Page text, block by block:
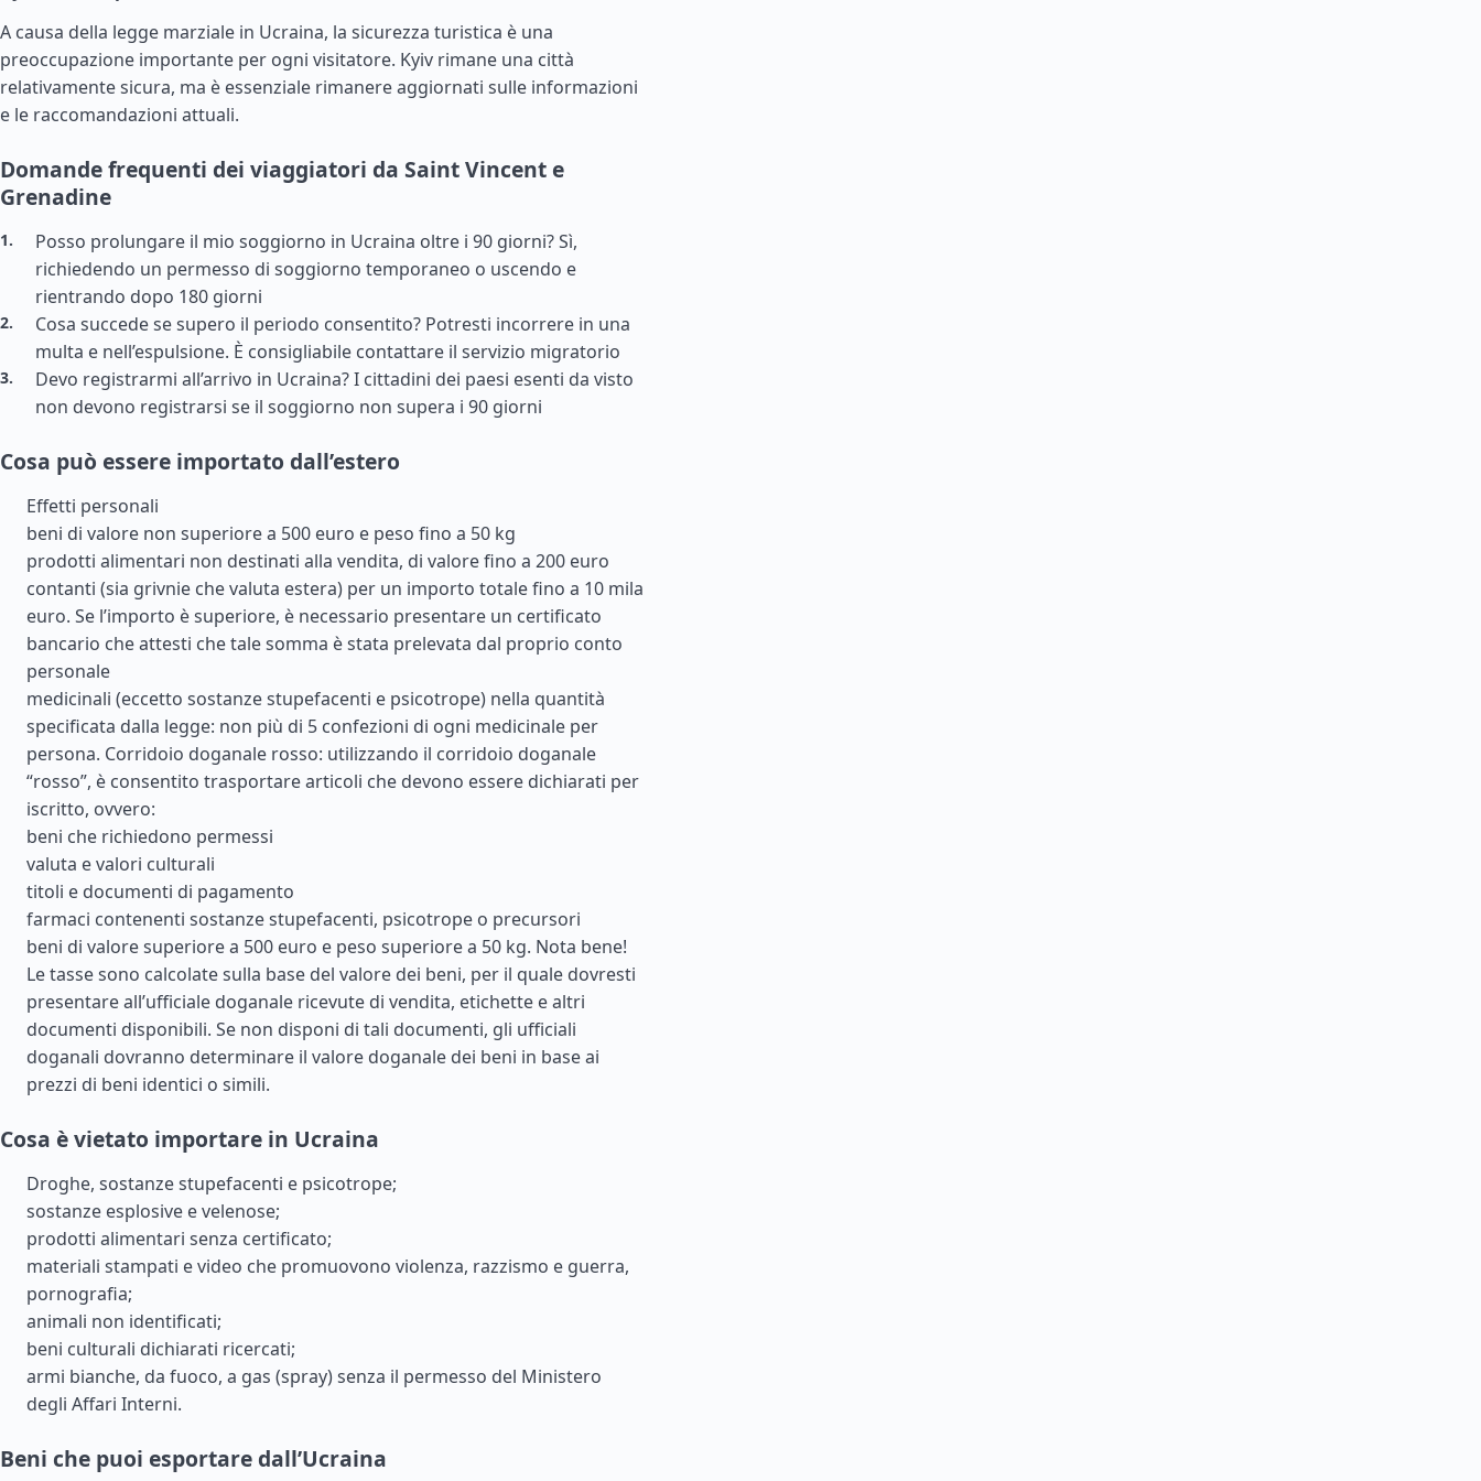
A causa della legge marziale in Ucraina, la sicurezza turistica è una
preoccupazione importante per ogni visitatore. Kyiv rimane una città
relativamente sicura, ma è essenziale rimanere aggiornati sulle informazioni
e le raccomandazioni attuali.
Domande frequenti dei viaggiatori da Saint Vincent e
Grenadine
Posso prolungare il mio soggiorno in Ucraina oltre i 90 giorni? Sì,
richiedendo un permesso di soggiorno temporaneo o uscendo e
rientrando dopo 180 giorni
Cosa succede se supero il periodo consentito? Potresti incorrere in una
multa e nell’espulsione. È consigliabile contattare il servizio migratorio
Devo registrarmi all’arrivo in Ucraina? I cittadini dei paesi esenti da visto
non devono registrarsi se il soggiorno non supera i 90 giorni
Cosa può essere importato dall’estero
Effetti personali
beni di valore non superiore a 500 euro e peso fino a 50 kg
prodotti alimentari non destinati alla vendita, di valore fino a 200 euro
contanti (sia grivnie che valuta estera) per un importo totale fino a 10 mila
euro. Se l’importo è superiore, è necessario presentare un certificato
bancario che attesti che tale somma è stata prelevata dal proprio conto
personale
medicinali (eccetto sostanze stupefacenti e psicotrope) nella quantità
specificata dalla legge: non più di 5 confezioni di ogni medicinale per
persona. Corridoio doganale rosso: utilizzando il corridoio doganale
“rosso”, è consentito trasportare articoli che devono essere dichiarati per
iscritto, ovvero:
beni che richiedono permessi
valuta e valori culturali
titoli e documenti di pagamento
farmaci contenenti sostanze stupefacenti, psicotrope o precursori
beni di valore superiore a 500 euro e peso superiore a 50 kg. Nota bene!
Le tasse sono calcolate sulla base del valore dei beni, per il quale dovresti
presentare all’ufficiale doganale ricevute di vendita, etichette e altri
documenti disponibili. Se non disponi di tali documenti, gli ufficiali
doganali dovranno determinare il valore doganale dei beni in base ai
prezzi di beni identici o simili.
Cosa è vietato importare in Ucraina
Droghe, sostanze stupefacenti e psicotrope;
sostanze esplosive e velenose;
prodotti alimentari senza certificato;
materiali stampati e video che promuovono violenza, razzismo e guerra,
pornografia;
animali non identificati;
beni culturali dichiarati ricercati;
armi bianche, da fuoco, a gas (spray) senza il permesso del Ministero
degli Affari Interni.
Beni che puoi esportare dall’Ucraina